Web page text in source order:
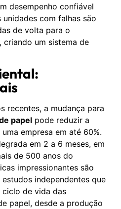
desempenho confiável
com falhas são
de volta para o
criando um sistema de
recentes, a mudança para
papel pode reduzir a
empresa em até 60%.
em 2 a 6 meses, em
de 500 anos do
impressionantes são
independentes que
de vida das
papel, desde a produção